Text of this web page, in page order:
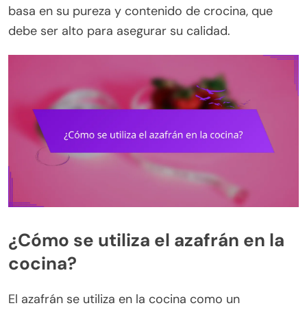
basa en su pureza y contenido de crocina, que
debe ser alto para asegurar su calidad.
¿Cómo se utiliza el azafrán en la
cocina?
El azafrán se utiliza en la cocina como un